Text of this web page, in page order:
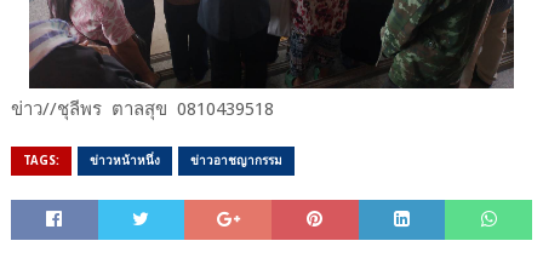
ข่าว//ชุลีพร ตาลสุข 0810439518
TAGS: ข่าวหน้าหนึ่ง ข่าวอาชญากรรม